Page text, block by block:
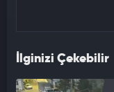
İlginizi Çekebilir